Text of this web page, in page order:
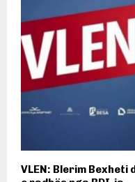
VLEN: Blerim